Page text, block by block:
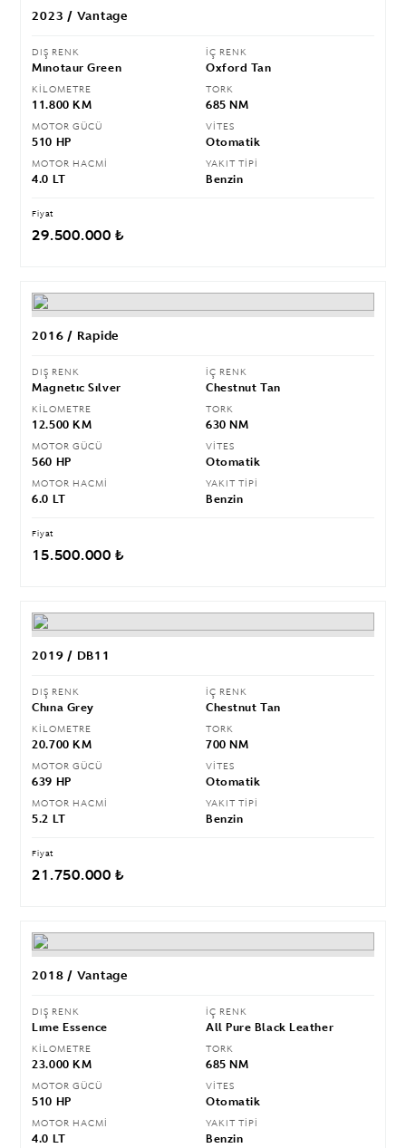
2023 / Vantage
DIŞ RENK
Mınotaur Green
İÇ RENK
Oxford Tan
KİLOMETRE
11.800 KM
TORK
685 NM
MOTOR GÜCÜ
510 HP
VİTES
Otomatik
MOTOR HACMİ
4.0 LT
YAKIT TİPİ
Benzin
Fiyat
29.500.000 ₺
2016 / Rapide
DIŞ RENK
Magnetıc Sılver
İÇ RENK
Chestnut Tan
KİLOMETRE
12.500 KM
TORK
630 NM
MOTOR GÜCÜ
560 HP
VİTES
Otomatik
MOTOR HACMİ
6.0 LT
YAKIT TİPİ
Benzin
Fiyat
15.500.000 ₺
2019 / DB11
DIŞ RENK
Chına Grey
İÇ RENK
Chestnut Tan
KİLOMETRE
20.700 KM
TORK
700 NM
MOTOR GÜCÜ
639 HP
VİTES
Otomatik
MOTOR HACMİ
5.2 LT
YAKIT TİPİ
Benzin
Fiyat
21.750.000 ₺
2018 / Vantage
DIŞ RENK
Lıme Essence
İÇ RENK
All Pure Black Leather
KİLOMETRE
23.000 KM
TORK
685 NM
MOTOR GÜCÜ
510 HP
VİTES
Otomatik
MOTOR HACMİ
4.0 LT
YAKIT TİPİ
Benzin